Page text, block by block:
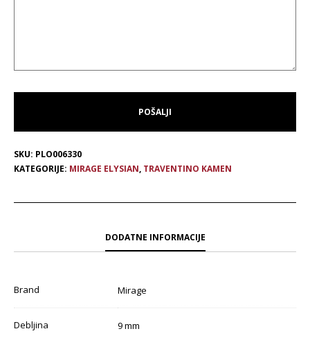
SKU: PLO006330
KATEGORIJE: MIRAGE ELYSIAN, TRAVENTINO KAMEN
DODATNE INFORMACIJE
Brand Mirage
Debljina 9 mm